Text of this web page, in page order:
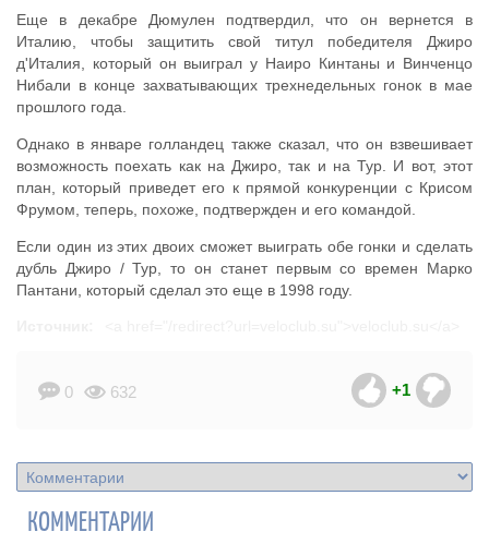
Еще в декабре Дюмулен подтвердил, что он вернется в
Италию, чтобы защитить свой титул победителя Джиро
д'Италия, который он выиграл у Наиро Кинтаны и Винченцо
Нибали в конце захватывающих трехнедельных гонок в мае
прошлого года.
Однако в январе голландец также сказал, что он взвешивает
возможность поехать как на Джиро, так и на Тур. И вот, этот
план, который приведет его к прямой конкуренции с Крисом
Фрумом, теперь, похоже, подтвержден и его командой.
Если один из этих двоих сможет выиграть обе гонки и сделать
дубль Джиро / Тур, то он станет первым со времен Марко
Пантани, который сделал это еще в 1998 году.
0 632 +1
КОММЕНТАРИИ